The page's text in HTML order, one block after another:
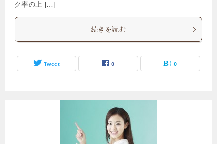
ク率の上 […]
続きを読む
Tweet 0 0